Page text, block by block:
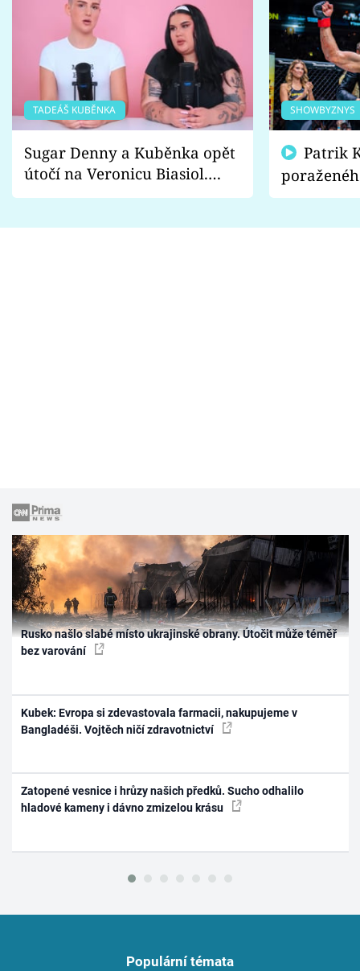
TADEÁŠ KUBĚNKA
Sugar Denny a Kuběnka opět
útočí na Veronicu Biasiol.
Proč je podle nich falešná a
SHOWBYZNYS
fanoušci
Rusko našlo slabé místo ukrajinské obrany. Útočit může téměř
bez varování
Kubek: Evropa si zdevastovala farmacii, nakupujeme v
Bangladéši. Vojtěch ničí zdravotnictví
Zatopené vesnice i hrůzy našich předků. Sucho odhalilo
hladové kameny i dávno zmizelou krásu
Populární témata